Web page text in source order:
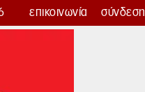
επικοινωνία σύνδεση